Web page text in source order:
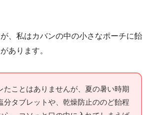
、私はカバンの中の小さなポーチに飴
あります。
たことはありませんが、夏の暑い時期
分タブレットや、乾燥防止ののど飴程